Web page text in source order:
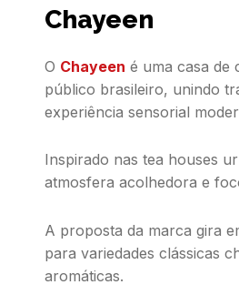
Chayeen
O Chayeen é uma casa de
público brasileiro, unindo
experiência sensorial
Inspirado nas tea houses
atmosfera acolhedora e
A proposta da marca gira
para variedades clássicas
aromáticas.